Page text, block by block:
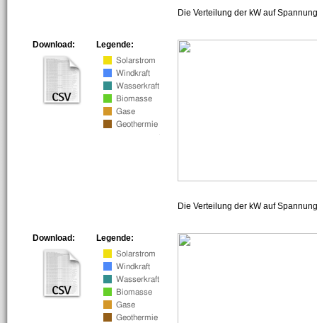
Die Verteilung der kW auf
Legende:
Download:
Die Verteilung der kW auf
Legende:
Download: